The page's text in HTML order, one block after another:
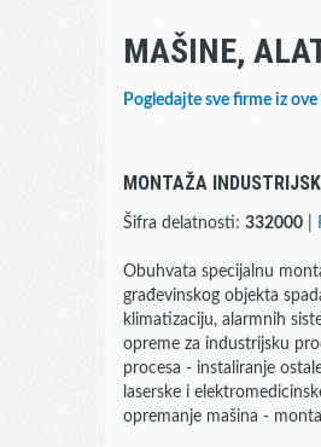
MAŠINE,
Pogledajte sve firme iz
MONTAŽA
Šifra delatnosti: 332000
Obuhvata specijalnu
građevinskog objekta
klimatizaciju, alarmnih
opreme za industrijsku
procesa - instaliranje
laserske i
opremanje mašina -